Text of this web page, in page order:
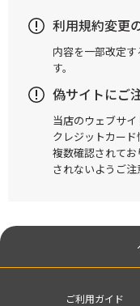
利用規約変更
内容を一部改定
す。
偽サイトにご
当店のウェブサ
クレジットカー
複数確認されて
されないようご注
ご利用ガイド